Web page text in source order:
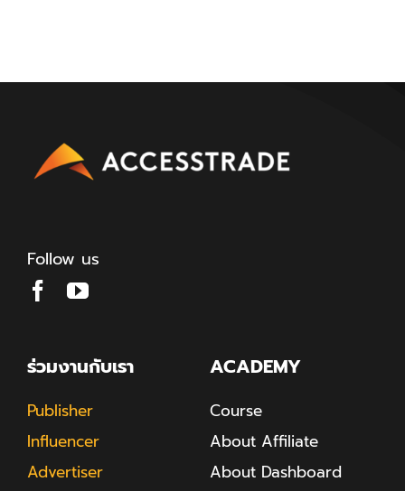
Follow us
ร่วมงานกับเรา
Publisher
Influencer
Advertiser
ACADEMY
Course
About Affiliate
About Dashboard